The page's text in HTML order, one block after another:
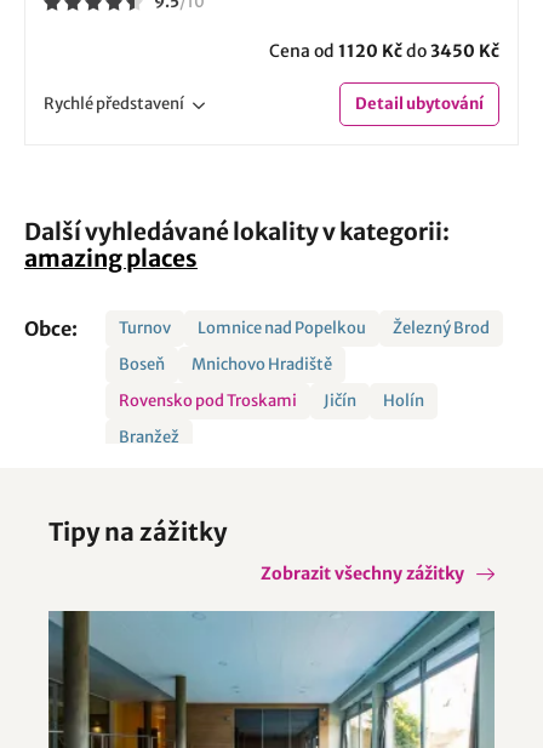
Cena od 1120 Kčdo3450 Kč
Rychlépředstavení Detailubytování
Další vyhledávané lokality v kategorii:
amazing places
Obce: Turnov Lomnice nad Popelkou
Železný Brod
Boseň
Mnichovo Hradiště
Rovensko pod Troskami
Jičín
Holín
Branžež
Tipy na zážitky
Zobrazit všechny zážitky